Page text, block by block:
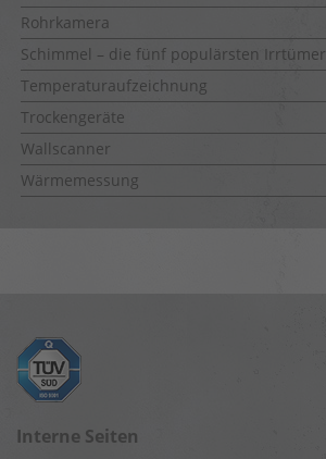
Rohrkamera
Schimmel – die fünf populärsten Irrtümer
Temperaturaufzeichnung
Trockengeräte
Wallscanner
Wärmemessung
Interne Seiten